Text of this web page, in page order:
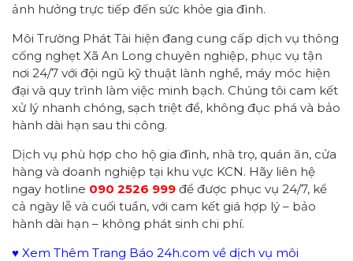
ảnh hưởng trực tiếp đến sức khỏe gia đình.
Môi Trường Phát Tài hiện đang cung cấp dịch vụ thông
cống nghẹt Xã An Long chuyên nghiệp, phục vụ tận
nơi 24/7 với đội ngũ kỹ thuật lành nghề, máy móc hiện
đại và quy trình làm việc minh bạch. Chúng tôi cam kết
xử lý nhanh chóng, sạch triệt để, không đục phá và bảo
hành dài hạn sau thi công.
Dịch vụ phù hợp cho hộ gia đình, nhà trọ, quán ăn, cửa
hàng và doanh nghiệp tại khu vực KCN. Hãy liên hệ
ngay hotline 090 2526 999 để được phục vụ 24/7, kể
cả ngày lễ và cuối tuần, với cam kết giá hợp lý – bảo
hành dài hạn – không phát sinh chi phí.
♥ Xem Thêm Trang Báo 24h.com về dịch vụ môi